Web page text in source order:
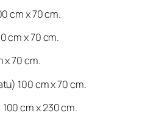
cm x 70 cm.
cm x 70 cm.
x 70 cm.
100 cm x 70 cm.
cm x 230 cm.